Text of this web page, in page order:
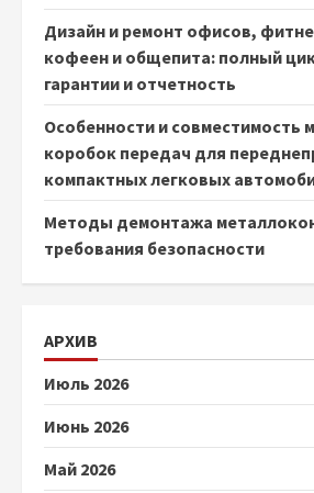
Дизайн и ремонт офисов,
кофеен и общепита: полный
гарантии и отчетность
Особенности и совместимость
коробок передач для
компактных легковых
Методы демонтажа
требования безопасности
АРХИВ
Июль 2026
Июнь 2026
Май 2026